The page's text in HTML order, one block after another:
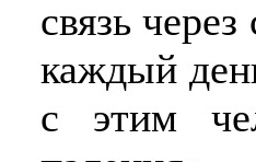
связь
каждый
с этим